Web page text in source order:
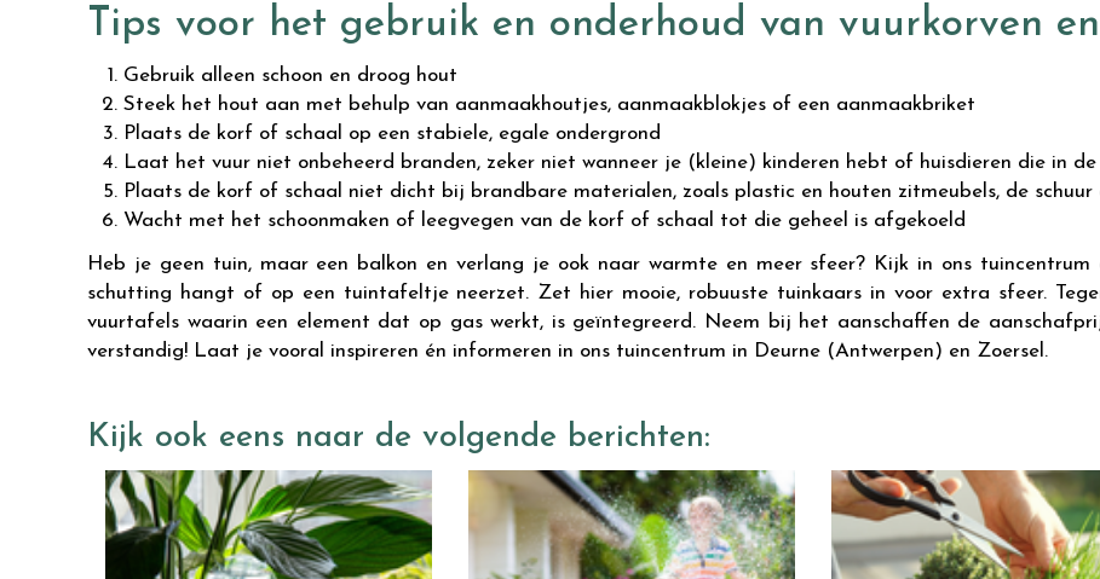
Tips voor het gebruik en onderhoud van vuurkorven
Gebruik alleen schoon en droog hout
Steek het hout aan met behulp van aanmaakhoutjes, aanmaakblokjes of een aanmaakbriket
Plaats de korf of schaal op een stabiele, egale ondergrond
Laat het vuur niet onbeheerd branden, zeker niet wanneer je (kleine) kinderen hebt of huisdieren die in
Plaats de korf of schaal niet dicht bij brandbare materialen, zoals plastic en houten zitmeubels, de
Wacht met het schoonmaken of leegvegen van de korf of schaal tot die geheel is afgekoeld
Heb je geen tuin, maar een balkon en verlang je ook naar warmte en meer sfeer? Kijk in ons
schutting hangt of op een tuintafeltje neerzet. Zet hier mooie, robuuste tuinkaars in voor extra sfeer.
vuurtafels waarin een element dat op gas werkt, is geïntegreerd. Neem bij het aanschaffen de
verstandig! Laat je vooral inspireren én informeren in ons tuincentrum in Deurne (Antwerpen) en Zoersel.
Kijk ook eens naar de volgende berichten: